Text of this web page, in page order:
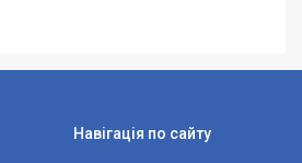
Навігація по сайту